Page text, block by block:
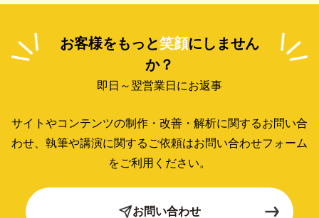
お客様をもっと笑顔にしません
か？
即日～翌営業日にお返事
サイトやコンテンツの制作・改善・解析に関するお問い合
わせ、 執筆や講演に関するご依頼はお問い合わせフォーム
をご利用ください。
お問い合わせ